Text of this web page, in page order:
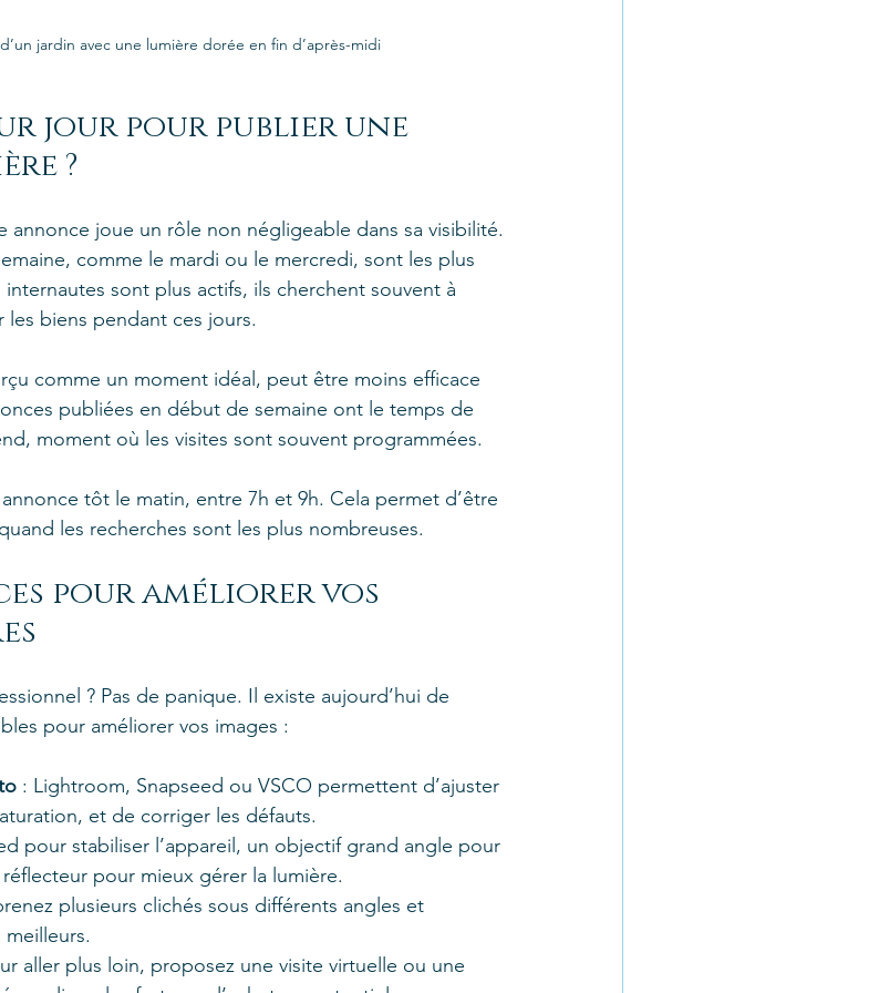
jardin avec une lumière dorée en fin d’après-midi
jour pour publier une
?
joue un rôle non négligeable dans sa visibilité.
comme le mardi ou le mercredi, sont les plus
sont plus actifs, ils cherchent souvent à
les biens pendant ces jours.
comme un moment idéal, peut être moins efficace
publiées en début de semaine ont le temps de
moment où les visites sont souvent programmées.
tôt le matin, entre 7h et 9h. Cela permet d’être
les recherches sont les plus nombreuses.
pour améliorer vos
? Pas de panique. Il existe aujourd’hui de
pour améliorer vos images :
: Lightroom, Snapseed ou VSCO permettent d’ajuster
et de corriger les défauts.
pour stabiliser l’appareil, un objectif grand angle pour
pour mieux gérer la lumière.
plusieurs clichés sous différents angles et
aller plus loin, proposez une visite virtuelle ou une